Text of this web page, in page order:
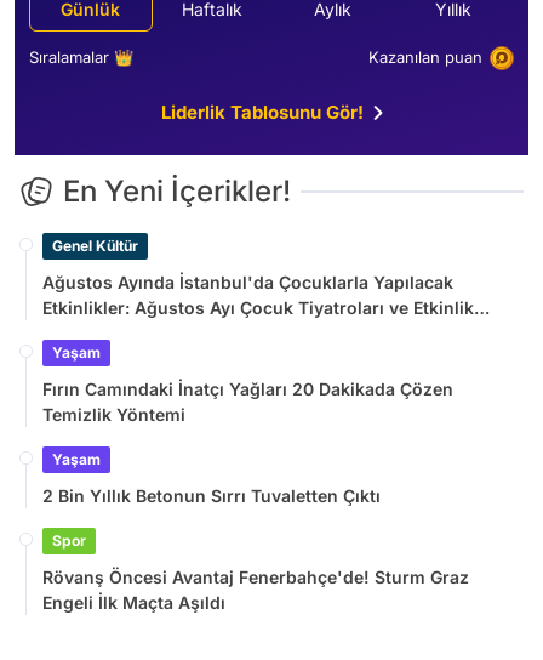
Günlük Haftalık Aylık Yıllık
Sıralamalar 👑 Kazanılan puan
Liderlik Tablosunu Gör!
En Yeni İçerikler!
Genel Kültür
Ağustos Ayında İstanbul'da Çocuklarla Yapılacak
Etkinlikler: Ağustos Ayı Çocuk Tiyatroları ve Etkinlik
Yaşam
Fırın Camındaki İnatçı Yağları 20 Dakikada Çözen
Temizlik Yöntemi
Yaşam
2 Bin Yıllık Betonun Sırrı Tuvaletten Çıktı
Spor
Rövanş Öncesi Avantaj Fenerbahçe'de! Sturm Graz
Engeli İlk Maçta Aşıldı